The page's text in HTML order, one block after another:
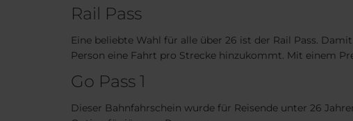
Rail Pass
Eine beliebte Wahl für alle über 26 ist der Rail Pass.
Person eine Fahrt pro Strecke hinzukommt. Mit einem
Go Pass 1
Dieser Bahnfahrschein wurde für Reisende unter 26